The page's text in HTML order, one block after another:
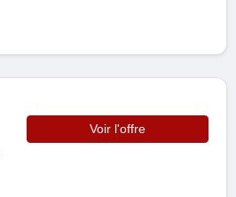
Voir l'offre